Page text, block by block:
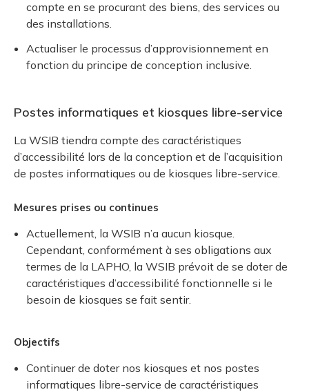
compte en se procurant des biens, des services ou
des installations.
Actualiser le processus d’approvisionnement en
fonction du principe de conception inclusive.
Postes informatiques et kiosques libre-service
La WSIB tiendra compte des caractéristiques
d’accessibilité lors de la conception et de l’acquisition
de postes informatiques ou de kiosques libre-service.
Mesures prises ou continues
Actuellement, la WSIB n’a aucun kiosque.
Cependant, conformément à ses obligations aux
termes de la LAPHO, la WSIB prévoit de se doter de
caractéristiques d’accessibilité fonctionnelle si le
besoin de kiosques se fait sentir.
Objectifs
Continuer de doter nos kiosques et nos postes
informatiques libre-service de caractéristiques